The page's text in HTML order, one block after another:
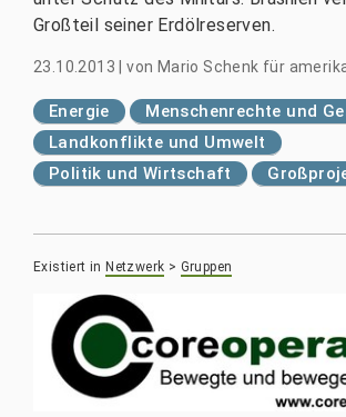
Großteil seiner Erdölreserven.
23.10.2013 |von Mario Schenk für
Energie
Menschenrechte und
Landkonflikte und Umwelt
Politik und Wirtschaft
Existiert in Netzwerk > Gruppen